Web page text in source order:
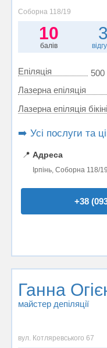
Соборна 118/19
10
балів
3
Епіляція
500
Лазерна епіляція
Лазерна епіляція
➡️ Усі послуги та
📍 Адреса
Ірпінь, Соборна 118/19
+38
Ганна
майстер депіляції
вул. Котляревського 67